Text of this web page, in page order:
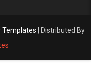
Templates | Distributed By